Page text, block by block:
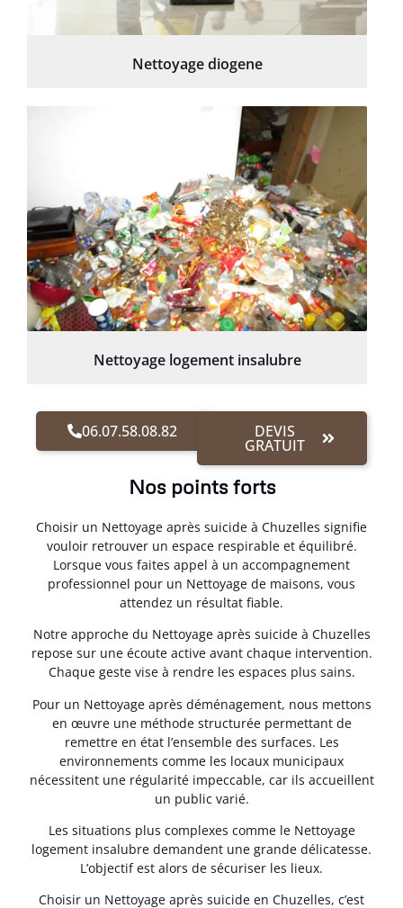
Nettoyage diogene
Nettoyage logement insalubre
06.07.58.08.82 DEVIS
GRATUIT
Nos points forts
Choisir un Nettoyage après suicide à Chuzelles signifie
vouloir retrouver un espace respirable et équilibré.
Lorsque vous faites appel à un accompagnement
professionnel pour un Nettoyage de maisons, vous
attendez un résultat fiable.
Notre approche du Nettoyage après suicide à Chuzelles
repose sur une écoute active avant chaque intervention.
Chaque geste vise à rendre les espaces plus sains.
Pour un Nettoyage après déménagement, nous mettons
en œuvre une méthode structurée permettant de
remettre en état l’ensemble des surfaces. Les
environnements comme les locaux municipaux
nécessitent une régularité impeccable, car ils accueillent
un public varié.
Les situations plus complexes comme le Nettoyage
logement insalubre demandent une grande délicatesse.
L’objectif est alors de sécuriser les lieux.
Choisir un Nettoyage après suicide en Chuzelles, c’est